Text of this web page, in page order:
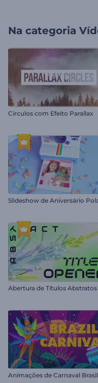
Na categoria
Círculos com Efeito Parallax
Abertura de Títulos Abstratos
Animações de Carnaval